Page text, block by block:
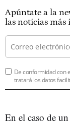
Apúntate a la
las noticias más
De conformidad con
tratará los datos
En el caso de